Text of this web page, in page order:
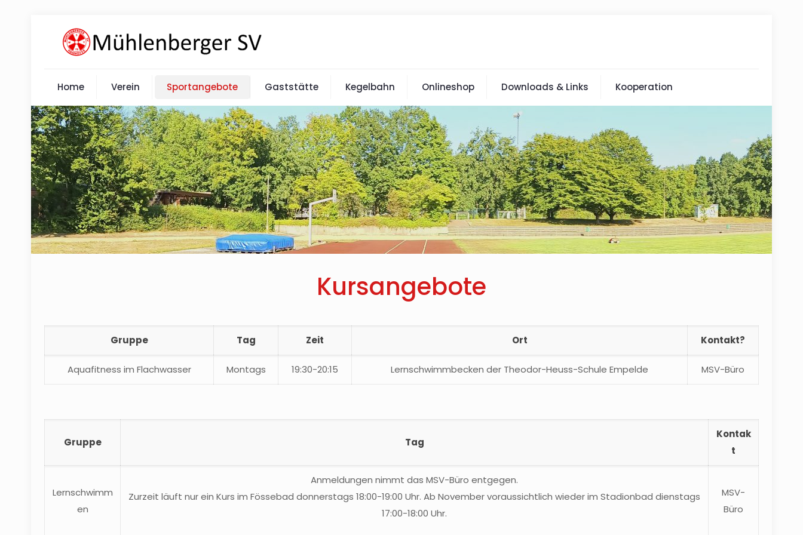
Home Verein Sportangebote Gaststätte Kegelbahn Onlineshop Downloads & Links Kooperation
Kursangebote
Gruppe Tag Zeit Ort Kontakt?
Aquafitness im Flachwasser Montags 19:30-20:15 Lernschwimmbecken der Theodor-Heuss-Schule Empelde MSV-Büro
Gruppe Tag
Kontak
t
Lernschwimm
en
Anmeldungen nimmt das MSV-Büro entgegen.
Zurzeit läuft nur ein Kurs im Fössebad donnerstags 18:00-19:00 Uhr. Ab November voraussichtlich wieder im Stadionbad dienstags
17:00-18:00 Uhr.
MSV-
Büro